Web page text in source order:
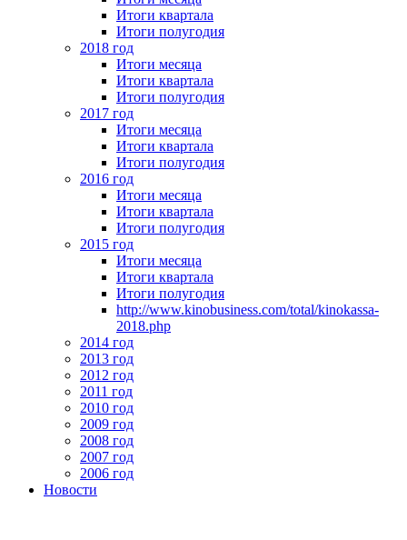
Итоги квартала
Итоги полугодия
2018 год
Итоги месяца
Итоги квартала
Итоги полугодия
2017 год
Итоги месяца
Итоги квартала
Итоги полугодия
2016 год
Итоги месяца
Итоги квартала
Итоги полугодия
2015 год
Итоги месяца
Итоги квартала
Итоги полугодия
http://www.kinobusiness.com/total/kinokassa-
2018.php
2014 год
2013 год
2012 год
2011 год
2010 год
2009 год
2008 год
2007 год
2006 год
Новости